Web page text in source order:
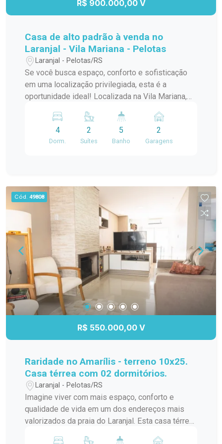
R$ 900.000,00 V
Casa de alto padrão à venda no
Laranjal - Vila Mariana - Pelotas
Laranjal - Pelotas/RS
Se você busca espaço, conforto e sofisticação
em uma localização privilegiada, esta é a
oportunidade ideal! Localizada na Vila Mariana,
fácil acesso a pontos comerciais como fruteira,
posto de gasolina, farmácia, restaurantes e
colégio. Detalhes do imóvel: 340 m² de área
funcional com armários Área de serviço e
lavanderia Dependência de empregada
Diferenciais que fazem a diferença: Banheira de
hidromassagem Closet Espaço gourmet com
churrasqueira Varanda e sacada Pátio amplo e
murado Garagem coberta Portão eletrônico,
grades e interfone Sistema de alarme Água
quente e aquecedor instalado Ambientes
climatizados com ar-condicionado Excelente
posição solar Sobrado imponente, com ótima
distribuição dos ambientes, incluindo duas
suítes, ideal para quem valoriza conforto,
privacidade e qualidade de vida. Um imóvel
tranquilidade e sofisticação! Entre em contato
para mais informações e agende sua visita.
4
Dorm.
2
Suítes
5
Banho
2
Garagens
Cód. 49808
R$ 550.000,00 V
Raridade no Amarílis - terreno 10x25.
Casa térrea com 02 dormitórios.
Laranjal - Pelotas/RS
Imagine viver com mais espaço, conforto e
qualidade de vida em um dos endereços mais
valorizados da praia do Laranjal. Esta casa térrea